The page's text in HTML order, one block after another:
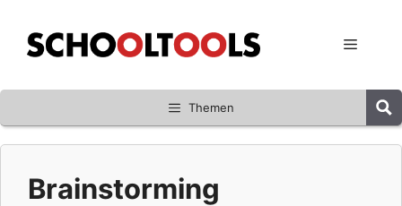
Inhalt
springen
Menü
Themen
Brainstorming